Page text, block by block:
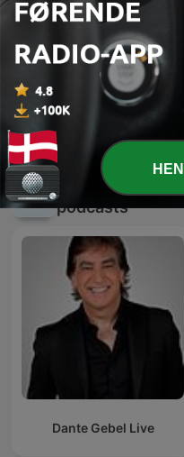
Bibelen Leth fortalt
Internationale
podcasts
Dante Gebel Live